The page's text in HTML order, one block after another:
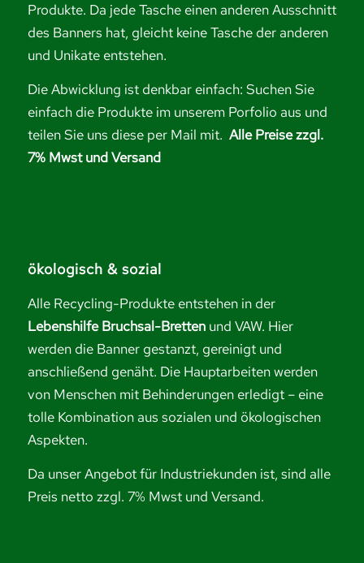
Produkte. Da jede Tasche einen anderen Ausschnitt
des Banners hat, gleicht keine Tasche der anderen
und Unikate entstehen.
Die Abwicklung ist denkbar einfach: Suchen Sie
einfach die Produkte im unserem Porfolio aus und
teilen Sie uns diese per Mail mit. Alle Preise zzgl.
7% Mwst und Versand
ökologisch & sozial
Alle Recycling-Produkte entstehen in der
Lebenshilfe Bruchsal-Bretten und VAW. Hier
werden die Banner gestanzt, gereinigt und
anschließend genäht. Die Hauptarbeiten werden
von Menschen mit Behinderungen erledigt – eine
tolle Kombination aus sozialen und ökologischen
Aspekten.
Da unser Angebot für Industriekunden ist, sind alle
Preis netto zzgl. 7% Mwst und Versand.